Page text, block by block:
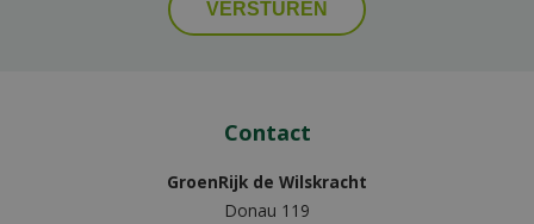
Contact
GroenRijk de Wilskracht
Donau 119